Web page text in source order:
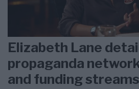
Elizabeth Lane
propaganda
and funding streams